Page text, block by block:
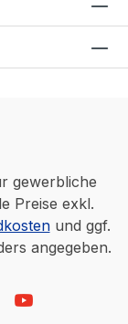
gewerbliche
Preise exkl.
und ggf.
angegeben.